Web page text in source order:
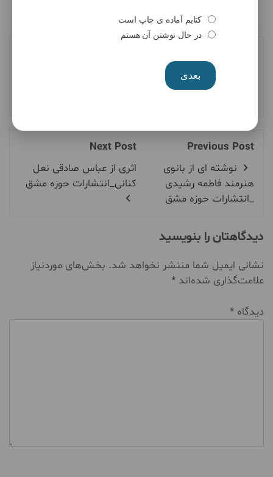
Previous Post
نوشته ای از بانوی
هنرمند فاطمه رشیدی
_انتشارات حوزه مشق
Next Post
اثری از عباس صادقی نعل
کنانی_انتشارات حوزه مشق
دیدگاهتان را بنویسید
نشانی ایمیل شما منتشر نخواهد شد. بخش‌های موردنیاز
علامت‌گذاری شده‌اند *
دیدگاه *
کتابم آماده ی چاپ است
در حال نوشتن آن هستم
بعدی